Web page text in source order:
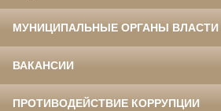
МУНИЦИПАЛЬНЫЕ ОРГАНЫ ВЛАСТИ
ВАКАНСИИ
ПРОТИВОДЕЙСТВИЕ КОРРУПЦИИ